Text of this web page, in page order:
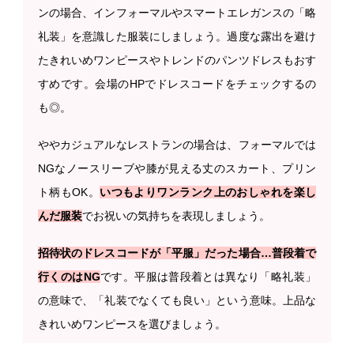
ンの場合、インフォーマルやスマートエレガンスの「略
礼装」を意識した服装にしましょう。過度な露出を避け
たきれいめワンピースやトレンドのパンツドレスもおす
すめです。会場のHPでドレスコードをチェックするの
も◎。
ややカジュアルなレストランの場合は、フォーマルでは
NGなノースリーブや膝が見える丈のスカート、プリン
ト柄もOK。 いつもよりワンランク上のおしゃれを楽し
んだ服装でお祝いの気持ちを表現しましょう。
招待状のドレスコードが「平服」だった場合…普段着で
行くのはNGです。平服は普段着とは異なり「略礼装」
の意味で、「礼装でなくても良い」という意味。上品な
きれいめワンピースを選びましょう。